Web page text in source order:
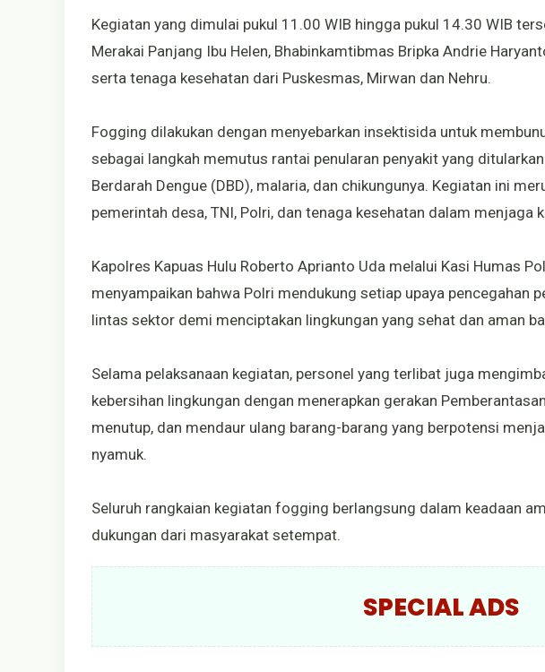
Kegiatan yang dimulai pukul 11.00 WIB hingga pukul 14.30 WIB
Merakai Panjang Ibu Helen, Bhabinkamtibmas Bripka Andrie
serta tenaga kesehatan dari Puskesmas, Mirwan dan Nehru.
Fogging dilakukan dengan menyebarkan insektisida untuk
sebagai langkah memutus rantai penularan penyakit yang
Berdarah Dengue (DBD), malaria, dan chikungunya. Kegiatan ini
pemerintah desa, TNI, Polri, dan tenaga kesehatan dalam menjaga
Kapolres Kapuas Hulu Roberto Aprianto Uda melalui Kasi Humas
menyampaikan bahwa Polri mendukung setiap upaya pencegahan
lintas sektor demi menciptakan lingkungan yang sehat dan aman
Selama pelaksanaan kegiatan, personel yang terlibat juga
kebersihan lingkungan dengan menerapkan gerakan
menutup, dan mendaur ulang barang-barang yang berpotensi
nyamuk.
Seluruh rangkaian kegiatan fogging berlangsung dalam keadaan
dukungan dari masyarakat setempat.
SPECIAL ADS